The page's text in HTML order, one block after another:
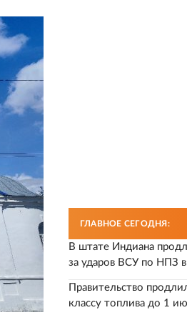
ГЛАВНОЕ СЕГОДНЯ:
В штате Индиана
за ударов ВСУ по НПЗ
Правительство
классу топлива до 1